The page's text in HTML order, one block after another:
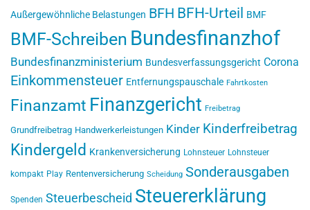
Außergewöhnliche Belastungen BFH BFH-Urteil BMF
BMF-Schreiben Bundesfinanzhof
Bundesfinanzministerium Bundesverfassungsgericht Corona
Einkommensteuer Entfernungspauschale Fahrtkosten
Finanzamt Finanzgericht Freibetrag
Grundfreibetrag Handwerkerleistungen Kinder Kinderfreibetrag
Kindergeld Krankenversicherung Lohnsteuer Lohnsteuer
kompakt Play Rentenversicherung Scheidung Sonderausgaben
Spenden Steuerbescheid Steuererklärung